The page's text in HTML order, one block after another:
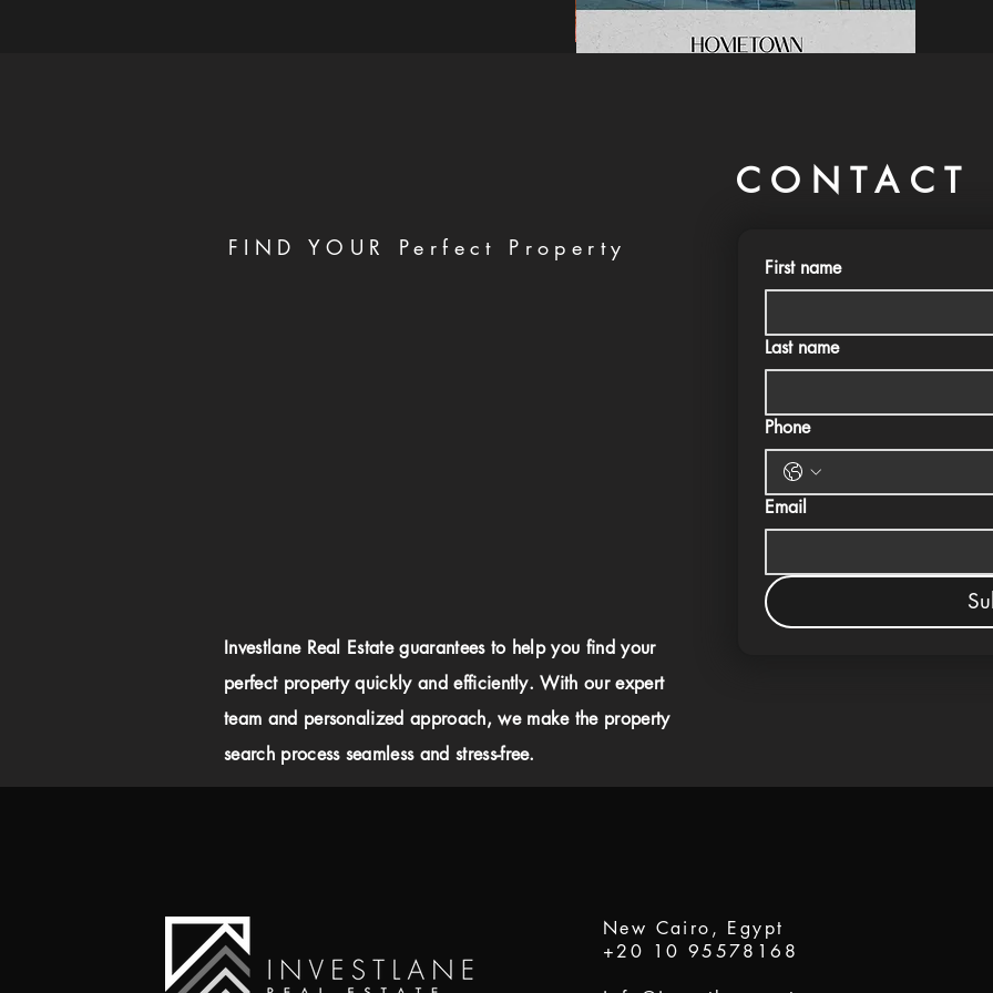
CONTACT
FIND YOUR Perfect Property
Investlane Real Estate guarantees to help you find your
perfect property quickly and efficiently. With our expert
team and personalized approach, we make the property
search process seamless and stress-free.
First name
Last name
Phone
Email
New Cairo, Egypt
+20 10 95578168